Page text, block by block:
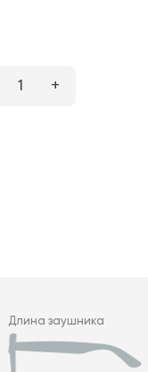
1 +
Длина заушника